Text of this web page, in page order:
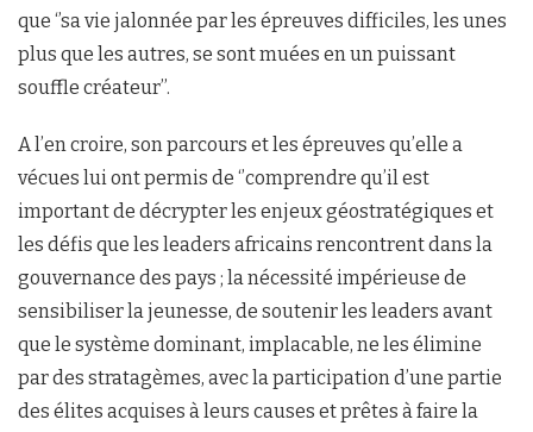
que ‘’sa vie jalonnée par les épreuves difficiles, les unes
plus que les autres, se sont muées en un puissant
souffle créateur’’.
A l’en croire, son parcours et les épreuves qu’elle a
vécues lui ont permis de ‘’comprendre qu’il est
important de décrypter les enjeux géostratégiques et
les défis que les leaders africains rencontrent dans la
gouvernance des pays ; la nécessité impérieuse de
sensibiliser la jeunesse, de soutenir les leaders avant
que le système dominant, implacable, ne les élimine
par des stratagèmes, avec la participation d’une partie
des élites acquises à leurs causes et prêtes à faire la